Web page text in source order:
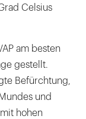
Celsius
am besten
gestellt.
Befürchtung,
und
hohen